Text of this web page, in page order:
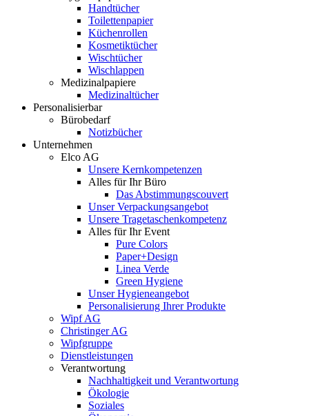
Handtücher
Toilettenpapier
Küchenrollen
Kosmetiktücher
Wischtücher
Wischlappen
Medizinalpapiere
Medizinaltücher
Personalisierbar
Bürobedarf
Notizbücher
Unternehmen
Elco AG
Unsere Kernkompetenzen
Alles für Ihr Büro
Das Abstimmungscouvert
Unser Verpackungsangebot
Unsere Tragetaschenkompetenz
Alles für Ihr Event
Pure Colors
Paper+Design
Linea Verde
Green Hygiene
Unser Hygieneangebot
Personalisierung Ihrer Produkte
Wipf AG
Christinger AG
Wipfgruppe
Dienstleistungen
Verantwortung
Nachhaltigkeit und Verantwortung
Ökologie
Soziales